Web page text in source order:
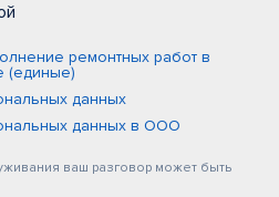
ремонтных работ в
(единые)
данных
данных в ООО
ваш разговор может быть